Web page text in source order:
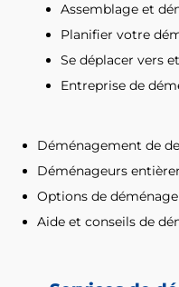
Assemblage et
Planifier votre
Se déplacer vers
Entreprise de
Déménagement de
Déménageurs
Options de
Aide et conseils de